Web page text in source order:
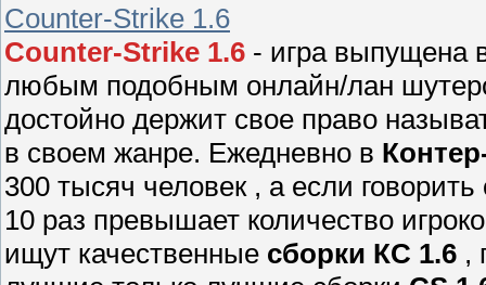
Counter-Strike 1.6
Counter-Strike 1.6 - игра выпущена
любым подобным онлайн/лан
достойно держит свое право
в своем жанре. Ежедневно в
300 тысяч человек , а если
10 раз превышает количество
ищут качественные сборки КС 1.6 ,